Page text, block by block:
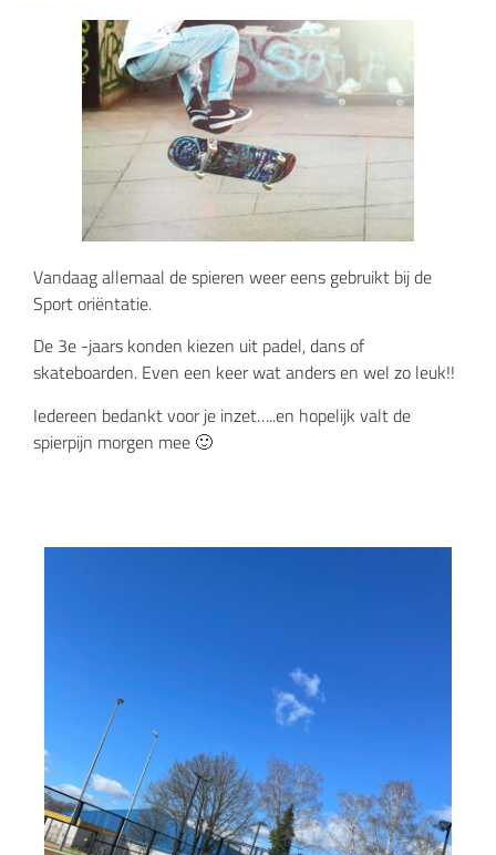
Vandaag allemaal de spieren weer eens gebruikt bij de
Sport oriëntatie.
De 3e -jaars konden kiezen uit padel, dans of
skateboarden. Even een keer wat anders en wel zo leuk!!
Iedereen bedankt voor je inzet…..en hopelijk valt de
spierpijn morgen mee 🙂